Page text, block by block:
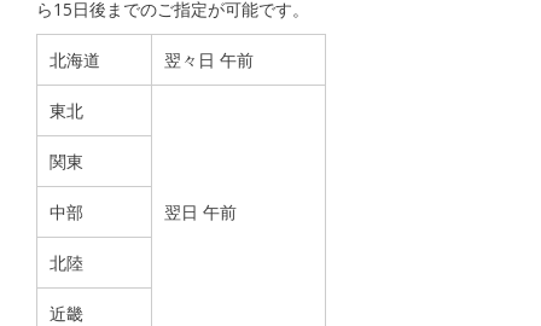
ら15日後までのご指定が可能です。
北海道 翌々日 午前
東北
翌日 午前
関東
中部
北陸
近畿